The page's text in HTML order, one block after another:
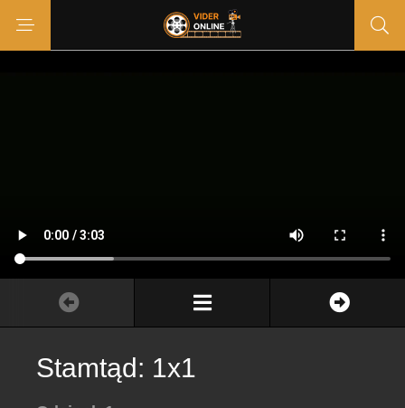
Stamtąd: 1x1